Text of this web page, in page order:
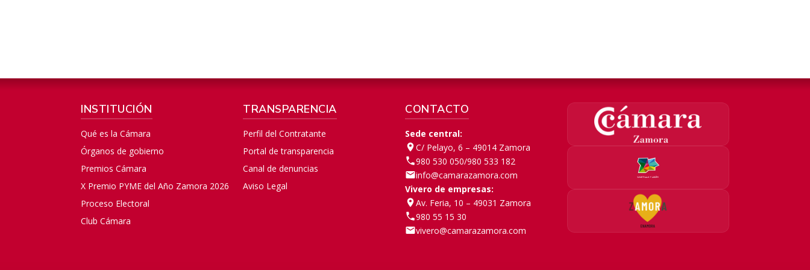
INSTITUCIÓN
Qué es la Cámara
Órganos de gobierno
Premios Cámara
X Premio PYME del Año Zamora 2026
Proceso Electoral
Club Cámara
TRANSPARENCIA
Perfil del Contratante
Portal de transparencia
Canal de denuncias
Aviso Legal
CONTACTO
Sede central:
C/ Pelayo, 6 – 49014 Zamora
980 530 050/980 533 182
info@camarazamora.com
Vivero de empresas:
Av. Feria, 10 – 49031 Zamora
980 55 15 30
vivero@camarazamora.com